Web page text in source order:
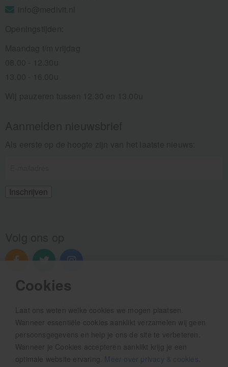
Cookies
Laat ons weten welke cookies we mogen plaatsen.
Wanneer essentiële cookies aanklikt verzamelen wij geen
persoonsgegevens en help je ons de site te verbeteren.
Wanneer je Cookies accepteren aanklikt krijg je een
optimale website ervaring. Meer over privacy & cookies
Verzendinformatie / retourbeleid
Sitemap
Disclaimer
Privacy verklaring